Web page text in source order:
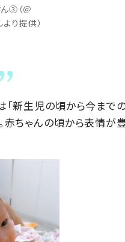
③（＠
り提供）
新生児の頃から今まで
ちゃんの頃から表情が